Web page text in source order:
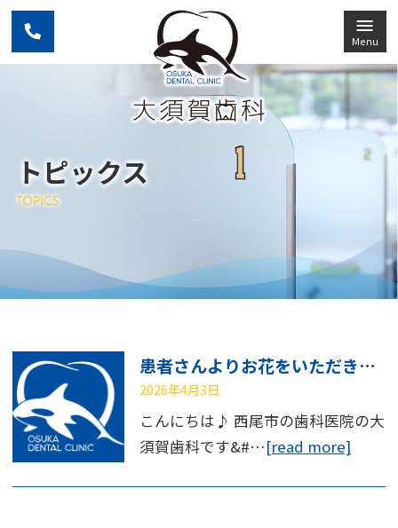
Menu
トピックス
TOPICS
患者さんよりお花をいただきました
2026年4月3日
こんにちは♪ 西尾市の歯科医院の大
須賀歯科です&#…[read more]